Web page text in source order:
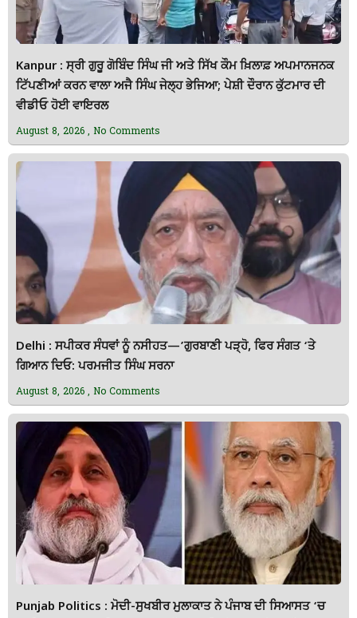
Kanpur : ਸ੍ਰੀ ਗੁਰੂ ਗੋਬਿੰਦ ਸਿੰਘ ਜੀ ਅਤੇ ਸਿੱਖ ਕੌਮ ਖ਼ਿਲਾਫ਼ ਅਪਮਾਨਜਨਕ
ਟਿੱਪਣੀਆਂ ਕਰਨ ਵਾਲਾ ਅਜੈ ਸਿੰਘ ਜੇਲ੍ਹ ਭੇਜਿਆ; ਪੇਸ਼ੀ ਦੌਰਾਨ ਕੁੱਟਮਾਰ ਦੀ
ਵੀਡੀਓ ਹੋਈ ਵਾਇਰਲ
August 8, 2026 No Comments
Delhi : ਸਪੀਕਰ ਸੰਧਵਾਂ ਨੂੰ ਨਸੀਹਤ—’ਗੁਰਬਾਣੀ ਪੜ੍ਹੋ, ਫਿਰ ਸੰਗਤ ‘ਤੇ
ਗਿਆਨ ਦਿਓ: ਪਰਮਜੀਤ ਸਿੰਘ ਸਰਨਾ
August 8, 2026 No Comments
Punjab Politics : ਮੋਦੀ-ਸੁਖਬੀਰ ਮੁਲਾਕਾਤ ਨੇ ਪੰਜਾਬ ਦੀ ਸਿਆਸਤ ‘ਚ